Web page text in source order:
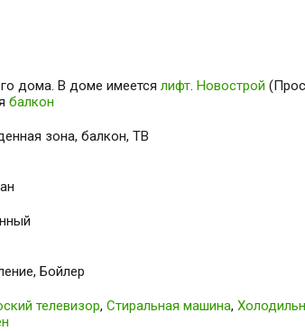
дома. В доме имеется лифт. Новострой
балкон
зона, балкон, ТВ
Бойлер
телевизор, Стиральная машина,